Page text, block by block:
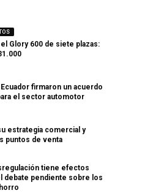
el Glory 600 de siete plazas:
firmaron un acuerdo
el sector automotor
estrategia comercial y
puntos de venta
tiene efectos
debate pendiente sobre los